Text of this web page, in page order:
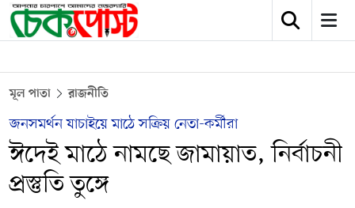
মূল পাতা রাজনীতি
জনসমর্থন যাচাইয়ে মাঠে সক্রিয় নেতা-কর্মীরা
ঈদেই মাঠে নামছে জামায়াত, নির্বাচনী
প্রস্তুতি তুঙ্গে